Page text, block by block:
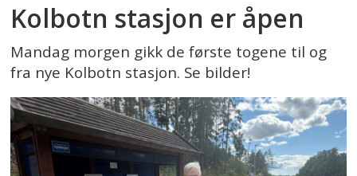
Kolbotn stasjon er åpen
Mandag morgen gikk de første togene til og
fra nye Kolbotn stasjon. Se bilder!